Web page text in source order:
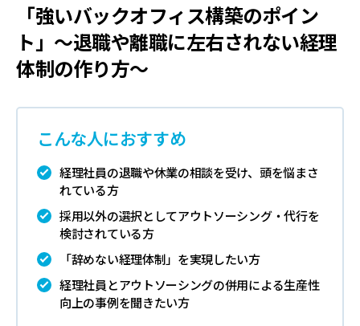
「強いバックオフィス構築のポイン
ト」〜退職や離職に左右されない経理
体制の作り方〜
こんな人におすすめ
経理社員の退職や休業の相談を受け、頭を悩まさ
れている方
採用以外の選択としてアウトソーシング・代行を
検討されている方
「辞めない経理体制」を実現したい方
経理社員とアウトソーシングの併用による生産性
向上の事例を聞きたい方